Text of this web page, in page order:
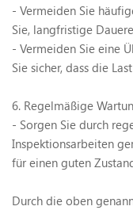
- Vermeiden Sie
Sie, langfristige
- Vermeiden Sie eine
Sie sicher, dass die
6. Regelmäßige
- Sorgen Sie durch
Inspektionsarbeiten
für einen guten
Durch die oben